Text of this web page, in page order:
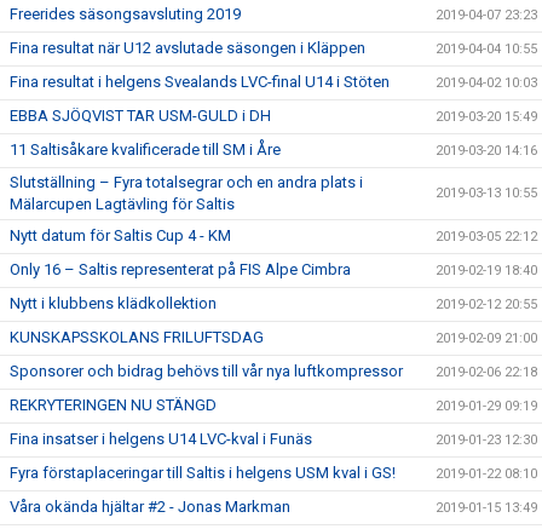
Freerides säsongsavsluting 2019 2019-04-07 23:23
Fina resultat när U12 avslutade säsongen i Kläppen 2019-04-04 10:55
Fina resultat i helgens Svealands LVC-final U14 i Stöten 2019-04-02 10:03
EBBA SJÖQVIST TAR USM-GULD i DH 2019-03-20 15:49
11 Saltisåkare kvalificerade till SM i Åre 2019-03-20 14:16
Slutställning – Fyra totalsegrar och en andra plats i
Mälarcupen Lagtävling för Saltis
2019-03-13 10:55
Nytt datum för Saltis Cup 4 - KM 2019-03-05 22:12
Only 16 – Saltis representerat på FIS Alpe Cimbra 2019-02-19 18:40
Nytt i klubbens klädkollektion 2019-02-12 20:55
KUNSKAPSSKOLANS FRILUFTSDAG 2019-02-09 21:00
Sponsorer och bidrag behövs till vår nya luftkompressor 2019-02-06 22:18
REKRYTERINGEN NU STÄNGD 2019-01-29 09:19
Fina insatser i helgens U14 LVC-kval i Funäs 2019-01-23 12:30
Fyra förstaplaceringar till Saltis i helgens USM kval i GS! 2019-01-22 08:10
Våra okända hjältar #2 - Jonas Markman 2019-01-15 13:49